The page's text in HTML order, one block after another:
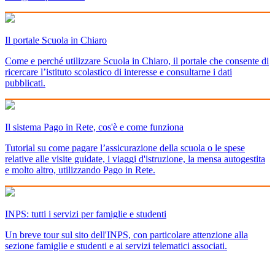
Il portale Scuola in Chiaro
Come e perché utilizzare Scuola in Chiaro, il portale che consente di
ricercare l’istituto scolastico di interesse e consultarne i dati
pubblicati.
Il sistema Pago in Rete, cos'è e come funziona
Tutorial su come pagare l’assicurazione della scuola o le spese
relative alle visite guidate, i viaggi d'istruzione, la mensa autogestita
e molto altro, utilizzando Pago in Rete.
INPS: tutti i servizi per famiglie e studenti
Un breve tour sul sito dell'INPS, con particolare attenzione alla
sezione famiglie e studenti e ai servizi telematici associati.